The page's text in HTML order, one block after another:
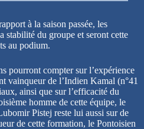
à la saison passée, les
stabilité du groupe et seront cette
au podium.
pourront compter sur l’expérience
vainqueur de l’Indien Kamal (n°41
ainsi que sur l’efficacité du
homme de cette équipe, le
Pistej reste lui aussi sur de
de cette formation, le Pontoisien